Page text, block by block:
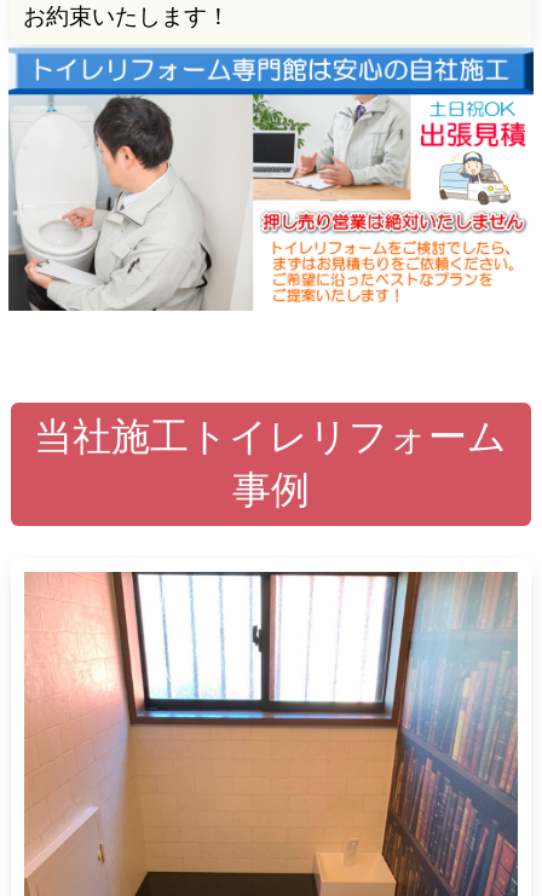
お約束いたします！
当社施工トイレリフォーム
事例